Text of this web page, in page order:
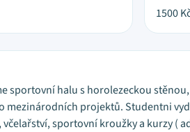
1500
sportovní halu s horolezeckou
projektů. Studentni
sportovní kroužky a kurzy (